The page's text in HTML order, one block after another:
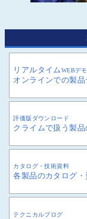
リアルタイムWEBデ
オンラインでの製
評価版ダウンロード
クライムで扱う製
カタログ・技術資料
各製品のカタログ
テクニカルブログ